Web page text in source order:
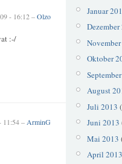
- 16:12 –Olzo
:-/
11:54 – ArminG
Januar
Dezember
Oktober
August
Juli 2013
Juni 2013
Mai 2013
April 2013